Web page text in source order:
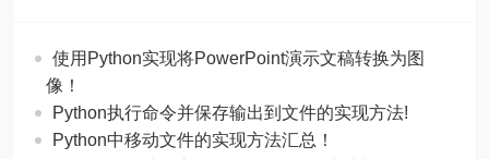
使用Python实现将PowerPoint演示文稿转换为图
像！
Python执行命令并保存输出到文件的实现方法!
Python中移动文件的实现方法汇总！